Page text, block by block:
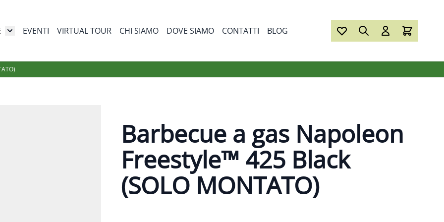
Toggle submenu for I nostri store
EVENTI VIRTUAL TOUR CHI SIAMO DOVE SIAMO CONTATTI BLOG
Barbecue a gas Napoleon
Freestyle™ 425 Black
(SOLO MONTATO)